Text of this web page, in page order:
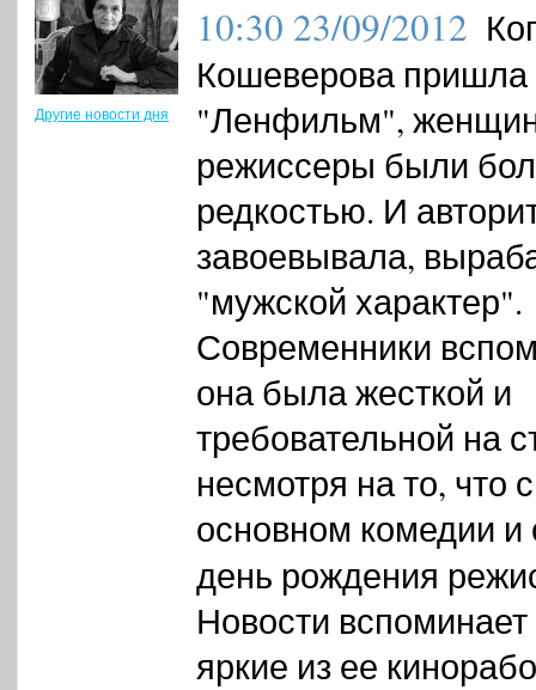
Другие новости дня
10:30 23/09/2012
Кошеверова пришла
"Ленфильм",
режиссеры были
редкостью. И
завоевывала,
"мужской характер".
Современники
она была жесткой и
требовательной на
несмотря на то, что
основном комедии и
день рождения
Новости
яркие из ее